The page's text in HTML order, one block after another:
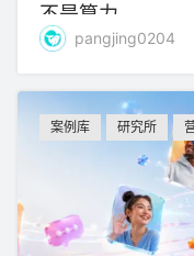
不是算力
pangjing0204
案例库 研究所